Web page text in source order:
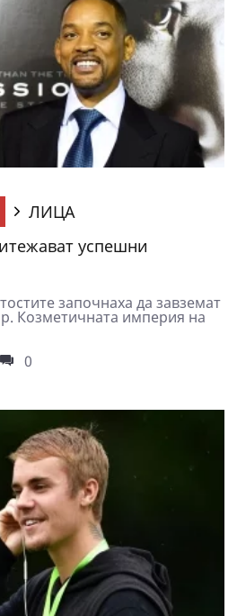
ЛИЦА
успешни
започнаха да завземат
Козметичната империя на
0